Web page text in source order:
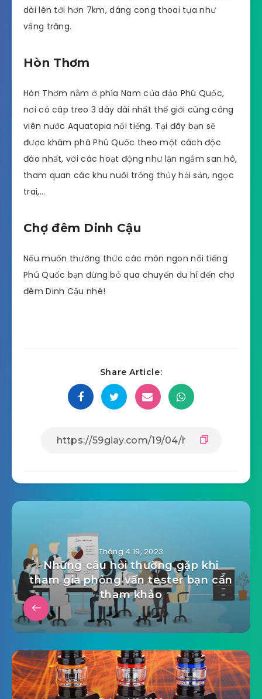
dài lên tới hơn 7km, dáng cong thoai tựa như
vầng trăng.
Hòn Thơm
Hòn Thơm nằm ở phía Nam của đảo Phú Quốc,
nơi có cáp treo 3 dây dài nhất thế giới cùng công
viên nước Aquatopia nổi tiếng. Tại đây bạn sẽ
được khám phá Phú Quốc theo một cách độc
đáo nhất, với các hoạt động như lặn ngắm san hô,
tham quan các khu nuôi trồng thủy hải sản, ngọc
trai,…
Chợ đêm Dinh Cậu
Nếu muốn thưởng thức các món ngon nổi tiếng
Phú Quốc bạn đừng bỏ qua chuyến du hí đến chợ
đêm Dinh Cậu nhé!
Share Article:
Tháng 4 19, 2023
Những câu hỏi thường gặp khi
tham gia phỏng vấn tester bạn cần
tham khảo